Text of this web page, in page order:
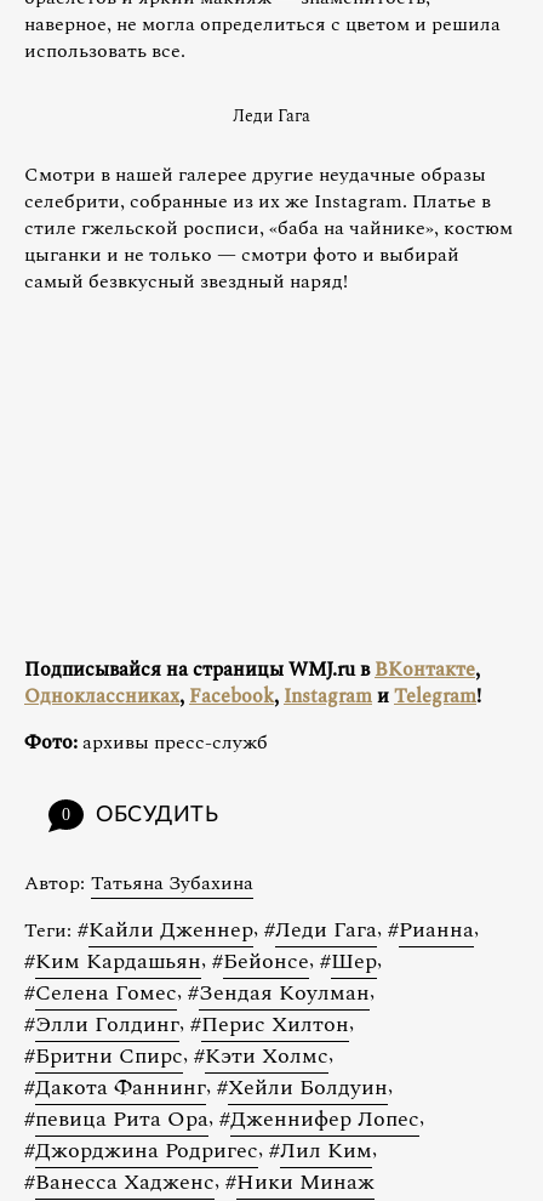
наверное, не могла определиться с цветом и решила
использовать все.
Леди Гага
Смотри в нашей галерее другие неудачные образы
селебрити, собранные из их же Instagram. Платье в
стиле гжельской росписи, «баба на чайнике», костюм
цыганки и не только — смотри фото и выбирай
самый безвкусный звездный наряд!
Подписывайся на страницы WMJ.ru вВКонтакте,
Одноклассниках,Facebook,InstagramиTelegram!
Фото:архивы пресс-служб
0 ОБСУДИТЬ
Автор: Татьяна Зубахина
Теги: #Кайли Дженнер, #Леди Гага, #Рианна,
#Ким Кардашьян, #Бейонсе, #Шер,
#Селена Гомес, #Зендая Коулман,
#Элли Голдинг, #Перис Хилтон,
#Бритни Спирс, #Кэти Холмс,
#Дакота Фаннинг, #Хейли Болдуин,
#певица Рита Ора, #Дженнифер Лопес,
#Джорджина Родригес, #Лил Ким,
#Ванесса Хадженс, #Ники Минаж